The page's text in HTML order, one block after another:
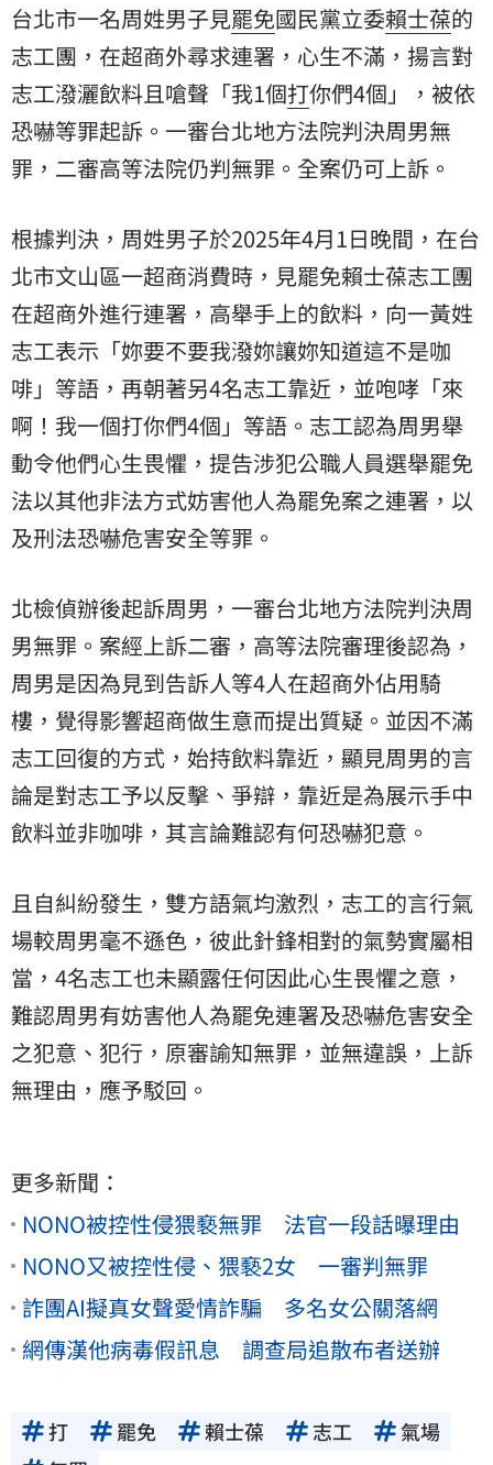
台北市一名周姓男子見罷免國民黨立委賴士葆的
志工團，在超商外尋求連署，心生不滿，揚言對
志工潑灑飲料且嗆聲「我1個打你們4個」，被依
恐嚇等罪起訴。一審台北地方法院判決周男無
罪 ，二審高等法院仍判無罪。全案仍可上訴。
根據判決，周姓男子於2025年4月1日晚間，在台
北市文山區一超商消費時，見罷免賴士葆志工團
在超商外進行連署，高舉手上的飲料，向一黃姓
志工表示「妳要不要我潑妳讓妳知道這不是咖
啡」等語，再朝著另4名志工靠近，並咆哮「來
啊！我一個打你們4個」等語。志工認為周男舉
動令他們心生畏懼，提告涉犯公職人員選舉罷免
法以其他非法方式妨害他人為罷免案之連署，以
及刑法恐嚇危害安全等罪。
北檢偵辦後起訴周男，一審台北地方法院判決周
男無罪。案經上訴二審，高等法院審理後認為，
周男是因為見到告訴人等4人在超商外佔用騎
樓，覺得影響超商做生意而提出質疑。並因不滿
志工回復的方式，始持飲料靠近，顯見周男的言
論是對志工予以反擊、爭辯，靠近是為展示手中
飲料並非咖啡，其言論難認有何恐嚇犯意。
且自糾紛發生，雙方語氣均激烈，志工的言行氣
場較周男毫不遜色，彼此針鋒相對的氣勢實屬相
當，4名志工也未顯露任何因此心生畏懼之意，
難認周男有妨害他人為罷免連署及恐嚇危害安全
之犯意、犯行，原審諭知無罪，並無違誤，上訴
無理由，應予駁回。
更多新聞：
NONO被控性侵猥褻無罪 法官一段話曝理由
NONO又被控性侵、猥褻2女 一審判無罪
詐團AI擬真女聲愛情詐騙 多名女公關落網
網傳漢他病毒假訊息 調查局追散布者送辦
打 罷免 賴士葆 志工
氣場